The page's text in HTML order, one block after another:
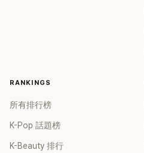
RANKINGS
所有排行榜
K-Pop 話題榜
K-Beauty 排行